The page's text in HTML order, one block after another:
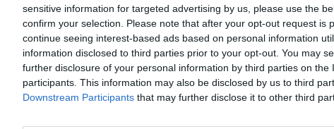
sensitive information for targeted advertising by us, please use the
confirm your selection. Please note that after your opt-out request is
continue seeing interest-based ads based on personal information
information disclosed to third parties prior to your opt-out. You may
further disclosure of your personal information by third parties on the
participants. This information may also be disclosed by us to third
Downstream Participants that may further disclose it to other third